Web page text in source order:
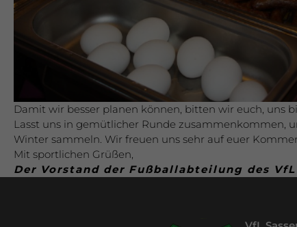
Damit wir besser planen können, bitten wir euch, uns
Lasst uns in gemütlicher Runde zusammenkommen,
Winter sammeln. Wir freuen uns sehr auf euer
Mit sportlichen Grüßen,
Der Vorstand der Fußballabteilung des VfL